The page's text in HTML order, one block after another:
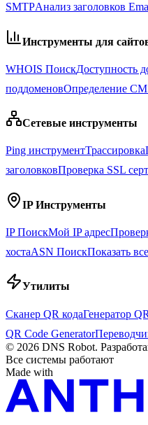
SMTPАнализ заголовков
Инструменты для
WHOIS ПоискДоступность
поддоменовОпределение
Сетевые инструменты
Ping инструментТрассировка
заголовковПроверка SSL
IP Инструменты
IP ПоискМой IP адрес
хостаASN ПоискПоказать все
Утилиты
Сканер QR кодаГенератор
QR Code Generator
© 2026 DNS Robot.
Все системы работают
Made with